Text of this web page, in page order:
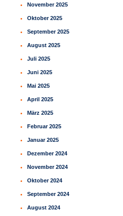
November 2025
Oktober 2025
September 2025
August 2025
Juli 2025
Juni 2025
Mai 2025
April 2025
März 2025
Februar 2025
Januar 2025
Dezember 2024
November 2024
Oktober 2024
September 2024
August 2024